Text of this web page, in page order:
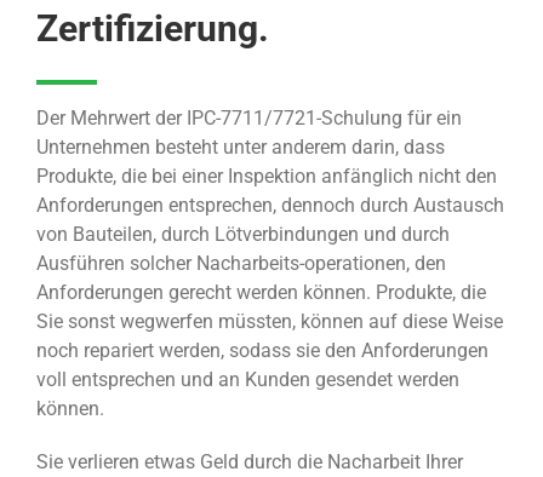
Zertifizierung.
Der Mehrwert der IPC-7711/7721-Schulung für ein
Unternehmen besteht unter anderem darin, dass
Produkte, die bei einer Inspektion anfänglich nicht den
Anforderungen entsprechen, dennoch durch Austausch
von Bauteilen, durch Lötverbindungen und durch
Ausführen solcher Nacharbeits-operationen, den
Anforderungen gerecht werden können. Produkte, die
Sie sonst wegwerfen müssten, können auf diese Weise
noch repariert werden, sodass sie den Anforderungen
voll entsprechen und an Kunden gesendet werden
können.
Sie verlieren etwas Geld durch die Nacharbeit Ihrer